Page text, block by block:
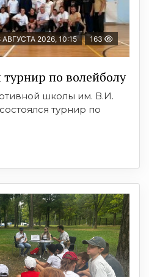
АВГУСТА 2026, 10:15 163
по волейболу
школы им. В.И.
турнир по